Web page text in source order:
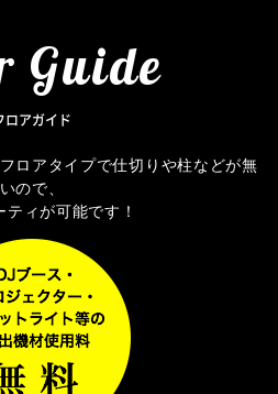
Guide
ロアガイド
ロアタイプで仕切りや柱などが無
いので、
ティが可能です！